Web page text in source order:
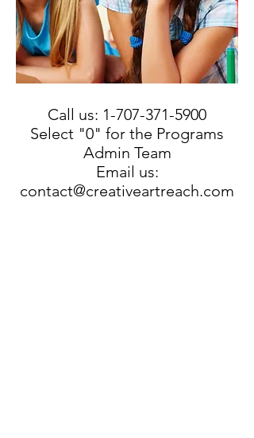
Call us: 1-707-371-5900
Select "0" for the Programs
Admin Team
Email us:
contact@creativeartreach.com